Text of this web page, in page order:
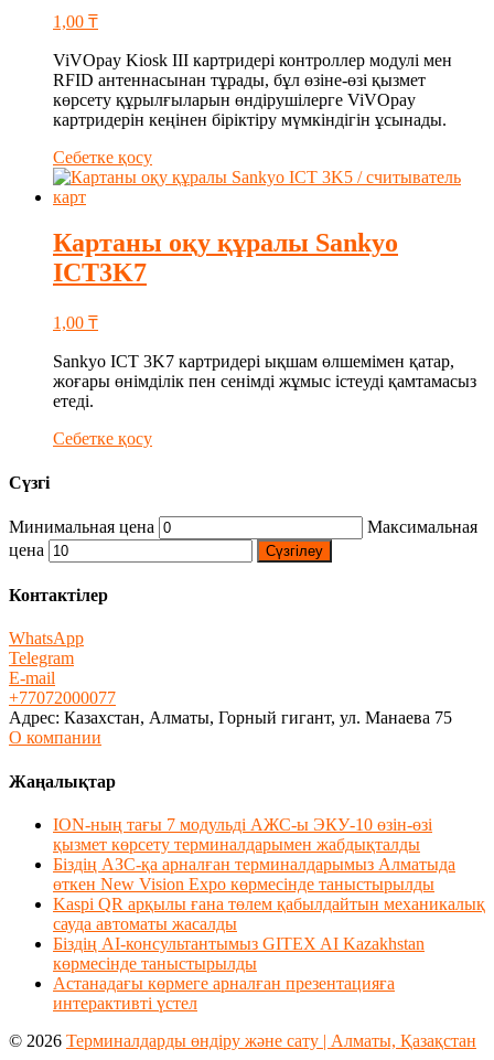
1,00 ₸
ViVOpay Kiosk III картридері контроллер модулі мен
RFID антеннасынан тұрады, бұл өзіне-өзі қызмет
көрсету құрылғыларын өндірушілерге ViVOpay
картридерін кеңінен біріктіру мүмкіндігін ұсынады.
Себетке қосу
Картаны оқу құралы Sankyo
ICT3K7
1,00 ₸
Sankyo ICT 3K7 картридері ықшам өлшемімен қатар,
жоғары өнімділік пен сенімді жұмыс істеуді қамтамасыз
етеді.
Себетке қосу
Сүзгі
Минимальная цена
Максимальная
цена
Сүзгілеу
Контактілер
WhatsApp
Telegram
E-mail
+77072000077
Адрес: Казахстан, Алматы, Горный гигант, ул. Манаева 75
О компании
Жаңалықтар
ION-ның тағы 7 модульді АЖС-ы ЭКУ-10 өзін-өзі
қызмет көрсету терминалдарымен жабдықталды
Біздің АЗС-қа арналған терминалдарымыз Алматыда
өткен New Vision Expo көрмесінде таныстырылды
Kaspi QR арқылы ғана төлем қабылдайтын механикалық
сауда автоматы жасалды
Біздің AI-консультантымыз GITEX AI Kazakhstan
көрмесінде таныстырылды
Астанадағы көрмеге арналған презентацияға
интерактивті үстел
© 2026 Терминалдарды өндіру және сату | Алматы, Қазақстан